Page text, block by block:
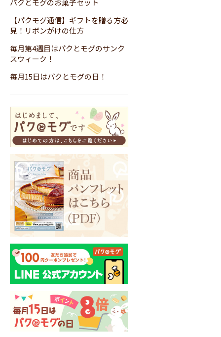
パクとモグのお菓子セット
【パクモグ通信】ギフトを贈る方必
見！リボンがけの仕方
毎月第4週目はパクとモグのサンク
スウィーク！
毎月15日はパクとモグの日！